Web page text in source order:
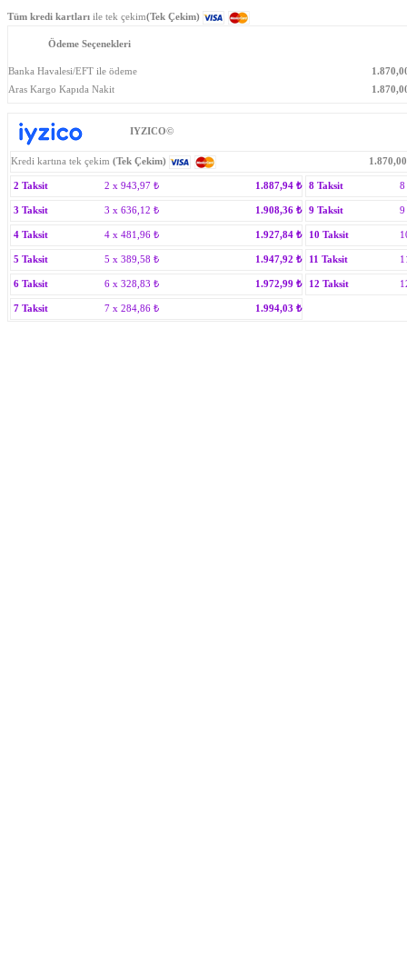
Tüm kredi kartları ile tek çekim(Tek Çekim)
Ödeme Seçenekleri
Banka Havalesi/EFT ile ödeme
Aras Kargo Kapıda Nakit
IYZICO©
Kredi kartına tek çekim (Tek Çekim) 1.870,00
2 Taksit 2 x 943,97 ₺ 1.887,94 ₺
3 Taksit 3 x 636,12 ₺ 1.908,36 ₺
4 Taksit 4 x 481,96 ₺ 1.927,84 ₺
5 Taksit 5 x 389,58 ₺ 1.947,92 ₺
6 Taksit 6 x 328,83 ₺ 1.972,99 ₺
7 Taksit 7 x 284,86 ₺ 1.994,03 ₺
8 Taksit
9 Taksit
10 Taksit
11 Taksit
12 Taksit